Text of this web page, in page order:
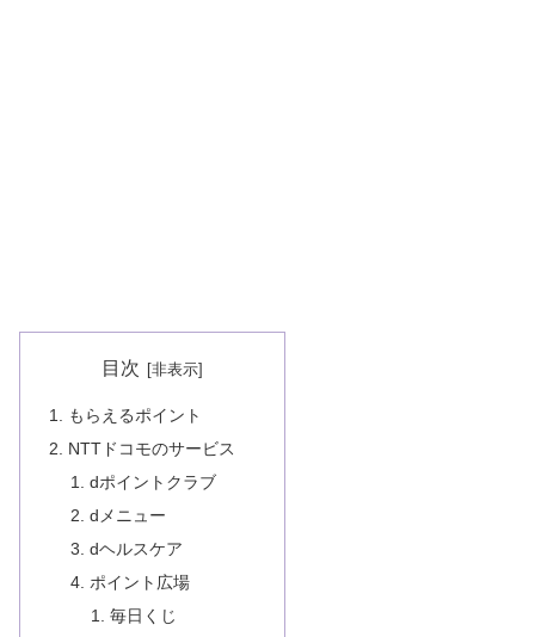
目次
もらえるポイント
NTTドコモのサービス
dポイントクラブ
dメニュー
dヘルスケア
ポイント広場
毎日くじ